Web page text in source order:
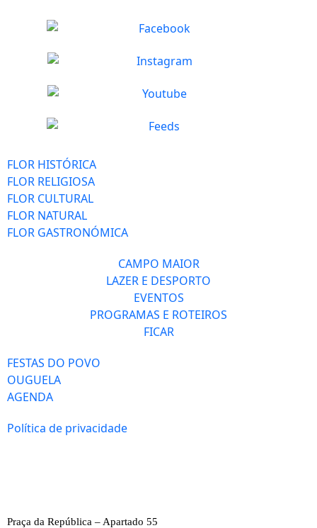
FLOR HISTÓRICA
FLOR RELIGIOSA
FLOR CULTURAL
FLOR NATURAL
FLOR GASTRONÓMICA
CAMPO MAIOR
LAZER E DESPORTO
EVENTOS
PROGRAMAS E ROTEIROS
FICAR
FESTAS DO POVO
OUGUELA
AGENDA
Política de privacidade
Praça da República – Apartado 55